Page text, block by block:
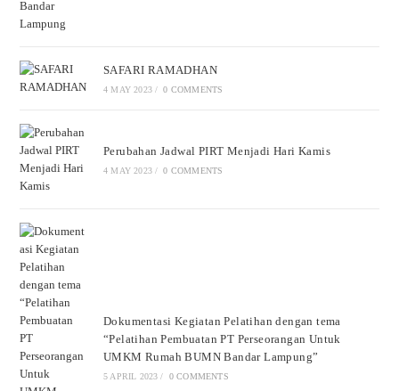
SAFARI RAMADHAN
4 MAY 2023 / 0 COMMENTS
Perubahan Jadwal PIRT Menjadi Hari Kamis
4 MAY 2023 / 0 COMMENTS
Dokumentasi Kegiatan Pelatihan dengan tema
“Pelatihan Pembuatan PT Perseorangan Untuk
UMKM Rumah BUMN Bandar Lampung”
5 APRIL 2023 / 0 COMMENTS